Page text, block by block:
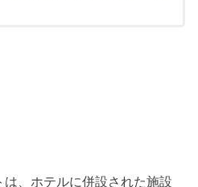
、ホテルに併設された施設